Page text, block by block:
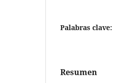
Palabras clave:
Resumen